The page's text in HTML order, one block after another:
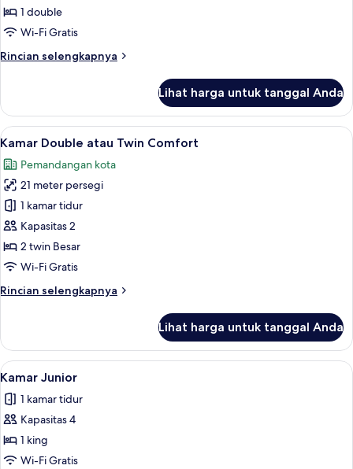
1 double
Wi-Fi Gratis
Rincian selengkapnya
Rincian
Kamar
Standar
Lihat harga untuk tanggal Anda
Lihat
semua
foto
untuk
Kamar
Double
atau
Twin
Kamar Double atau Twin Comfort |
3
Kamar Double atau Twin Comfort
Pemandangan kota
21 meter persegi
1 kamar tidur
Kapasitas 2
2 twin Besar
Wi-Fi Gratis
Rincian selengkapnya
Rincian
Kamar
Double
atau
Comfort
Lihat harga untuk tanggal Anda
Lihat
semua
foto
untuk
Kamar
Junior
Kamar Junior | Seprai premium,
3
Kamar Junior
1 kamar tidur
Kapasitas 4
1 king
Wi-Fi Gratis